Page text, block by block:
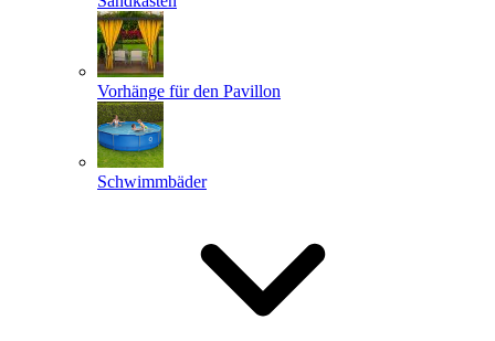
Vorhänge für den Pavillon
Schwimmbäder